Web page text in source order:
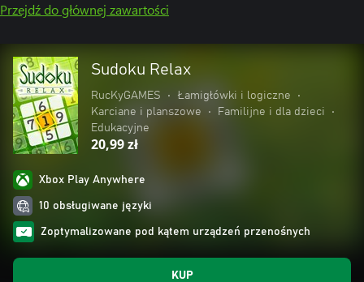
Przejdź do głównej zawartości
Sudoku Relax
RucKyGAMES • Łamigłówki i logiczne
•
Karciane i planszowe
• Familijne i dla dzieci
•
Edukacyjne
20,99 zł
Xbox Play Anywhere
10 obsługiwane języki
Zoptymalizowane pod kątem urządzeń przenośnych
KUP